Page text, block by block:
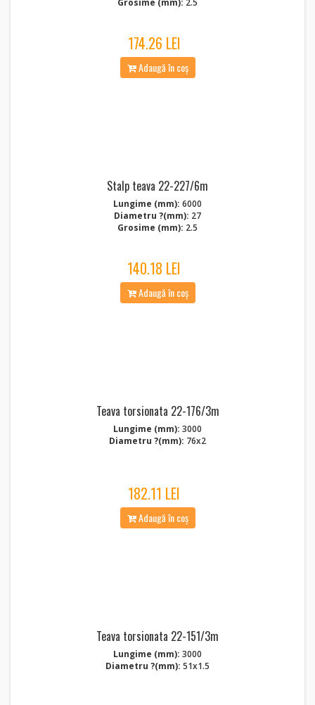
Grosime (mm): 2.5
174.26 LEI
Adaugă în coș
Stalp teava 22-227/6m
Lungime (mm): 6000
Diametru ?(mm): 27
Grosime (mm): 2.5
140.18 LEI
Adaugă în coș
Teava torsionata 22-176/3m
Lungime (mm): 3000
Diametru ?(mm): 76x2
182.11 LEI
Adaugă în coș
Teava torsionata 22-151/3m
Lungime (mm): 3000
Diametru ?(mm): 51x1.5